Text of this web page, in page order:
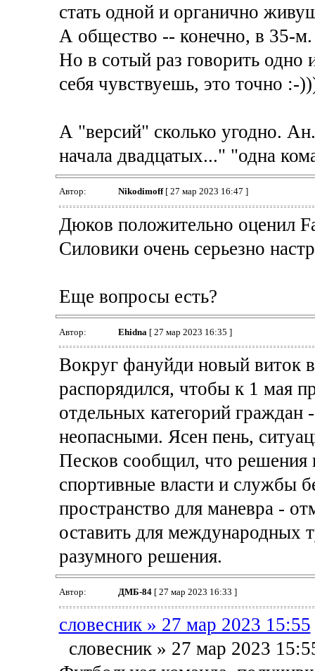
стать одной и органично
А общество -- конечно, в 35-м.
Но в сотый раз говорить
себя чувствуешь, это точно :-
А "версий" сколько угодно.
начала двадцатых..." "одна
Автор: Nikodimoff[ 27 мар 2023 16:47 ]
Дюков положительно оценил
Силовики очень серьезно
Еще вопросы есть?
Автор: Ehidna [ 27 мар 2023 16:35 ]
Вокруг фануйди новый виток
распорядился, чтобы к 1 мая
отдельных категорий
неопасными. Ясен пень,
Песков сообщил, что
спортивные власти и службы
пространство для маневра -
оставить для международных
разумного решения.
Автор: ДМБ-84[ 27 мар 2023 16:33 ]
словесник » 27 мар 2023 15:55
словесник » 27 мар 2023